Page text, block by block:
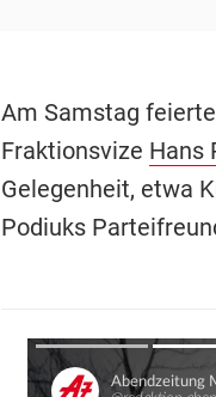
Am Samstag
Fraktionsvize Hans
Gelegenheit, etwa
Podiuks